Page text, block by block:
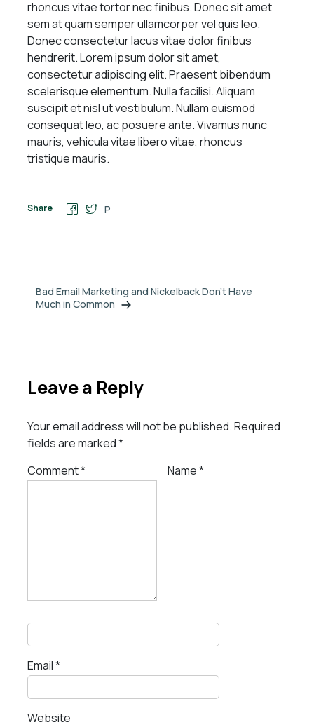
rhoncus vitae tortor nec finibus. Donec sit amet
sem at quam semper ullamcorper vel quis leo.
Donec consectetur lacus vitae dolor finibus
hendrerit. Lorem ipsum dolor sit amet,
consectetur adipiscing elit. Praesent bibendum
scelerisque elementum. Nulla facilisi. Aliquam
suscipit et nisl ut vestibulum. Nullam euismod
consequat leo, ac posuere ante. Vivamus nunc
mauris, vehicula vitae libero vitae, rhoncus
tristique mauris.
Share P
Bad Email Marketing and Nickelback Don’t Have
Much in Common
Leave a Reply
Your email address will not be published.Required
fields are marked*
Comment* Name*
Email*
Website